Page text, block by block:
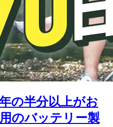
の半分以上がお
のバッテリー製